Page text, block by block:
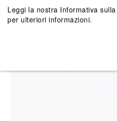
Leggi la nostra Informativa
per ulteriori informazioni.